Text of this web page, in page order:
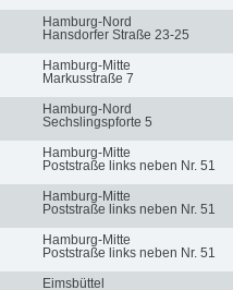
Hamburg-Nord
Hansdorfer Straße 23-25
Hamburg-Mitte
Markusstraße 7
Hamburg-Nord
Sechslingspforte 5
Hamburg-Mitte
Poststraße links neben Nr. 51
Hamburg-Mitte
Poststraße links neben Nr. 51
Hamburg-Mitte
Poststraße links neben Nr. 51
Eimsbüttel